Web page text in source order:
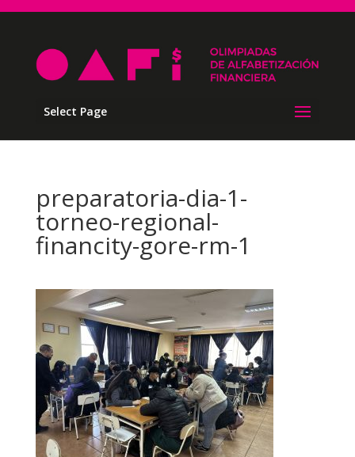
Select Page
preparatoria-dia-1-
torneo-regional-
financity-gore-rm-1